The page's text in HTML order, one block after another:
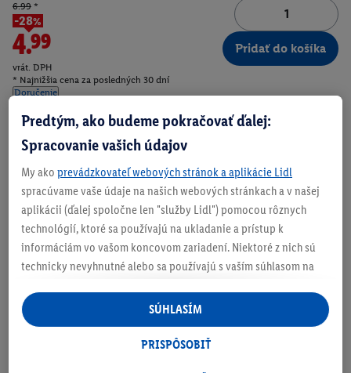
6.99 *
-28%
4.99
vrát. DPH
* Najnižšia cena za posledných 30 dní
Doručenie
Pridať do košíka
Číslo produktu: 100400480
Zistite svoju veľkosť
O produkte
Predtým, ako budeme pokračovať ďalej:
Spracovanie vašich údajov
My ako prevádzkovateľ webových stránok a aplikácie Lidl
spracúvame vaše údaje na našich webových stránkach a v našej
aplikácii (ďalej spoločne len "služby Lidl") pomocou rôznych
technológií, ktoré sa používajú na ukladanie a prístup k
informáciám vo vašom koncovom zariadení. Niektoré z nich sú
technicky nevyhnutné alebo sa používajú s vaším súhlasom na
personalizovanú reklamu v rámci služieb Lidl aj mimo nich. Ak
ste účastníkom programu Lidl Plus, na tieto účely sa spracúvajú
aj údaje z vášho nákupného správania v obchode.
PRISPÔSOBIŤ
SÚHLASÍM